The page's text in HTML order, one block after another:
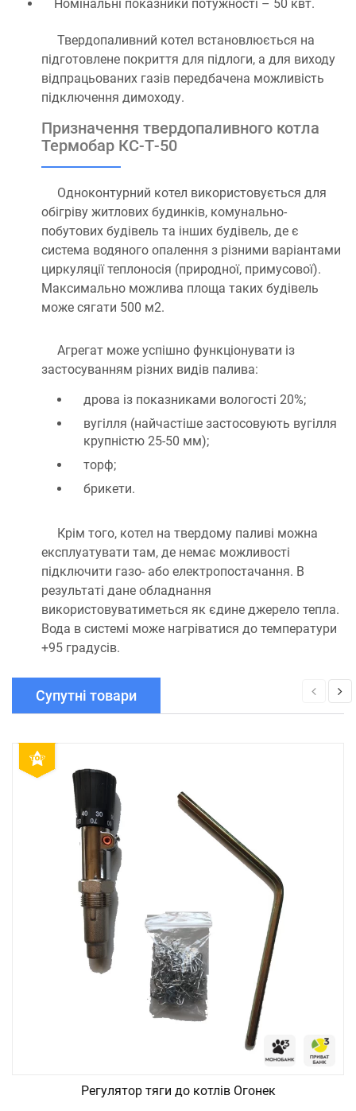
Номінальні показники потужності – 50 квт.
Твердопаливний котел встановлюється на
підготовлене покриття для підлоги, а для виходу
відпрацьованих газів передбачена можливість
підключення димоходу.
Призначення твердопаливного котла
Термобар КС-Т-50
Одноконтурний котел використовується для
обігріву житлових будинків, комунально-
побутових будівель та інших будівель, де є
система водяного опалення з різними варіантами
циркуляції теплоносія (природної, примусової).
Максимально можлива площа таких будівель
може сягати 500 м2.
Агрегат може успішно функціонувати із
застосуванням різних видів палива:
дрова із показниками вологості 20%;
вугілля (найчастіше застосовують вугілля
крупністю 25-50 мм);
торф;
брикети.
Крім того, котел на твердому паливі можна
експлуатувати там, де немає можливості
підключити газо- або електропостачання. В
результаті дане обладнання
використовуватиметься як єдине джерело тепла.
Вода в системі може нагріватися до температури
+95 градусів.
Супутні товари
Регулятор тяги до котлів Огонек